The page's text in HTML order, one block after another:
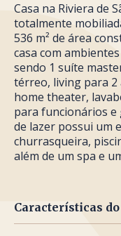
Casa na Riviera de
totalmente
536 m² de área
casa com
sendo 1 suíte
térreo, living para 2
home theater,
para funcionários e
de lazer possui um
churrasqueira,
além de um spa e
Características